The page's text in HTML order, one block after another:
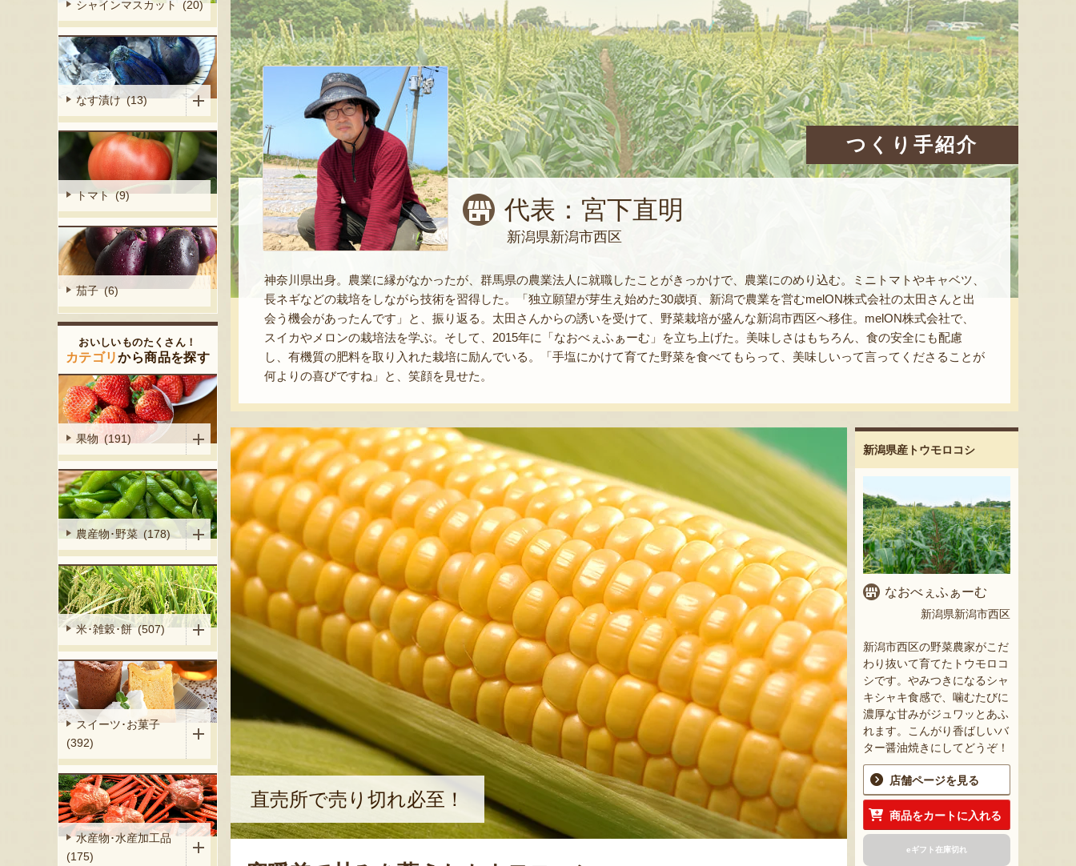
つくり手紹介
代表：宮下直明
新潟県新潟市西区
神奈川県出身。農業に縁がなかったが、群馬県の農業法人に就職したことがきっかけで、農業にのめり込む。ミニトマトやキャベツ、
長ネギなどの栽培をしながら技術を習得した。「独立願望が芽生え始めた30歳頃、新潟で農業を営むmelON株式会社の太田さんと出
会う機会があったんです」と、振り返る。太田さんからの誘いを受けて、野菜栽培が盛んな新潟市西区へ移住。melON株式会社で、
スイカやメロンの栽培法を学ぶ。そして、2015年に「なおべぇふぁーむ」を立ち上げた。美味しさはもちろん、食の安全にも配慮
し、有機質の肥料を取り入れた栽培に励んでいる。「手塩にかけて育てた野菜を食べてもらって、美味しいって言ってくださることが
何よりの喜びですね」と、笑顔を見せた。
直売所で売り切れ必至！
新潟県産トウモロコシ
なおべぇふぁーむ
新潟県新潟市西区
新潟市西区の野菜農家がこだ
わり抜いて育てたトウモロコ
シです。やみつきになるシャ
キシャキ食感で、噛むたびに
濃厚な甘みがジュワッとあふ
れます。こんがり香ばしいバ
ター醤油焼きにしてどうぞ！
店舗ページを見る
商品をカートに入れる
eギフト在庫切れ
シャインマスカット (20)
なす漬け (13)
トマト (9)
茄子 (6)
おいしいものたくさん！
カテゴリから商品を探す
果物 (191)
農産物･野菜 (178)
米･雑穀･餅 (507)
スイーツ･お菓子
(392)
水産物･水産加工品
(175)